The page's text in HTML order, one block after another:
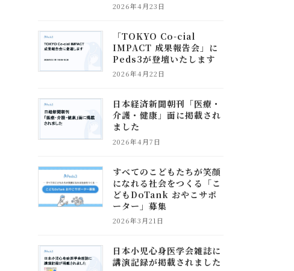
2026年4月23日
「TOKYO Co-cial
IMPACT 成果報告会」に
Peds3が登壇いたします
2026年4月22日
日本経済新聞朝刊「医療・
介護・健康」面に掲載され
ました
2026年4月7日
すべてのこどもたちが笑顔
になれる社会をつくる「こ
どもDoTank おやこサポ
ーター」募集
2026年3月21日
日本小児心身医学会雑誌に
講演記録が掲載されました